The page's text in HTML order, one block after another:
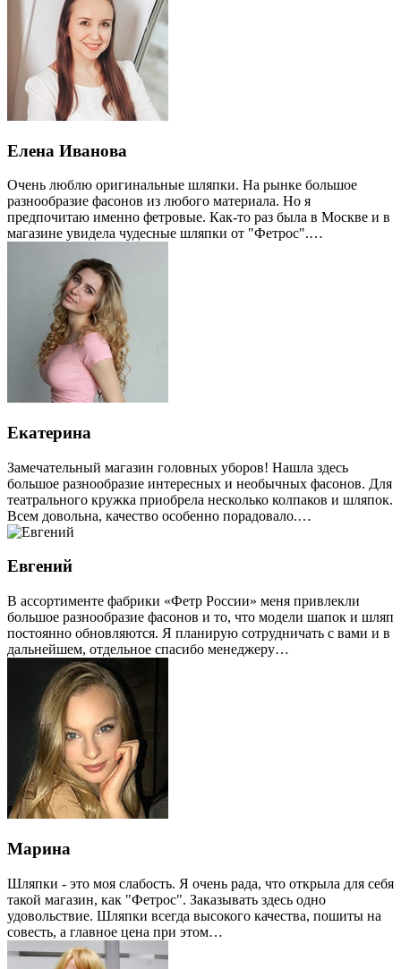
Елена Иванова
Очень люблю оригинальные шляпки. На рынке большое
разнообразие фасонов из любого материала. Но я
предпочитаю именно фетровые. Как-то раз была в Москве и в
магазине увидела чудесные шляпки от "Фетрос".…
Екатерина
Замечательный магазин головных уборов! Нашла здесь
большое разнообразие интересных и необычных фасонов. Для
театрального кружка приобрела несколько колпаков и шляпок.
Всем довольна, качество особенно порадовало.…
Евгений
В ассортименте фабрики «Фетр России» меня привлекли
большое разнообразие фасонов и то, что модели шапок и шляп
постоянно обновляются. Я планирую сотрудничать с вами и в
дальнейшем, отдельное спасибо менеджеру…
Марина
Шляпки - это моя слабость. Я очень рада, что открыла для себя
такой магазин, как "Фетрос". Заказывать здесь одно
удовольствие. Шляпки всегда высокого качества, пошиты на
совесть, а главное цена при этом…